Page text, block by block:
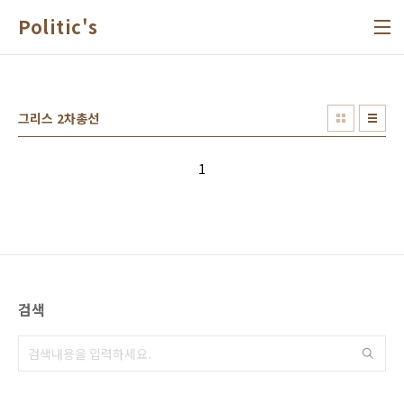
Politic's
그리스 2차총선
1
검색